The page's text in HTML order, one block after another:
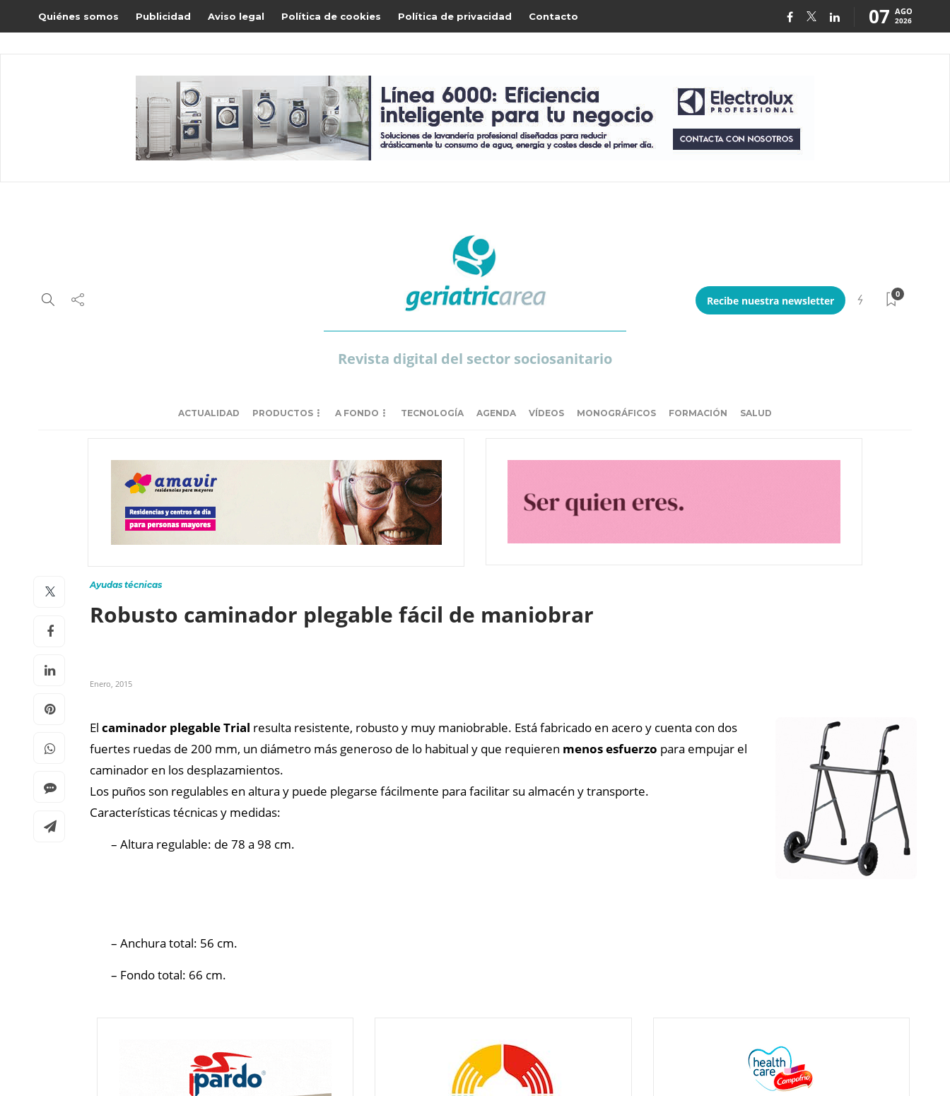
Quiénes somos Publicidad Aviso legal Política de cookies Política de privacidad Contacto 07 AGO
2026
Revista digital del sector sociosanitario
Recibe nuestra newsletter
0
ACTUALIDAD PRODUCTOS A FONDO TECNOLOGÍA AGENDA VÍDEOS MONOGRÁFICOS FORMACIÓN SALUD
Ayudas técnicas
Robusto caminador plegable fácil de maniobrar
Enero, 2015
El caminador plegable Trial resulta resistente, robusto y muy maniobrable. Está fabricado en acero y cuenta con dos
fuertes ruedas de 200 mm, un diámetro más generoso de lo habitual y que requieren menos esfuerzo para empujar el
caminador en los desplazamientos.
Los puños son regulables en altura y puede plegarse fácilmente para facilitar su almacén y transporte.
Características técnicas y medidas:
– Altura regulable: de 78 a 98 cm.
– Anchura total: 56 cm.
– Fondo total: 66 cm.